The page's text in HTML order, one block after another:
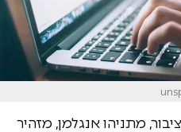
מתניהו אנגלמן, מזהיר